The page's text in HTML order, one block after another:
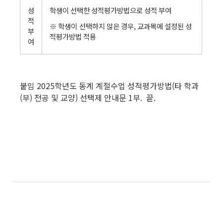
성
적
부
여
학생이 선택한 성적평가방법으로 성적 부여
※ 학생이 선택하지 않은 경우, 교과목에 설정된 성
적평가방법 적용
붙임 2025학년도 동계 계절수업 성적평가방법(타 학과
(부) 전공 및 교양) 선택제 안내문 1부. 끝.